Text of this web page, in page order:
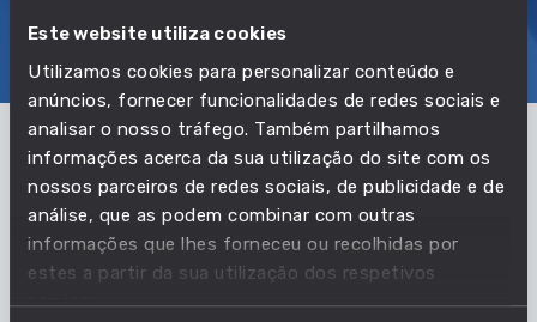
Este website utiliza cookies
Utilizamos cookies para personalizar conteúdo e
anúncios, fornecer funcionalidades de redes sociais e
analisar o nosso tráfego. Também partilhamos
informações acerca da sua utilização do site com os
nossos parceiros de redes sociais, de publicidade e de
análise, que as podem combinar com outras
informações que lhes forneceu ou recolhidas por
estes a partir da sua utilização dos respetivos
serviços.
SOBREEMPREGO E SALÁRIO
EDUCAÇÃO E COMPETÊNCIASTRANSIÇÕES
Pertencente à profissão:
Diretores e gerentes de outros
serviços não especificados